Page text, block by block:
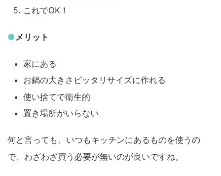
これでOK！
●メリット
家にある
お鍋の大きさピッタリサイズに作れる
使い捨てで衛生的
置き場所がいらない
何と言っても、いつもキッチンにあるものを使うの
で、わざわざ買う必要が無いのが良いですね。